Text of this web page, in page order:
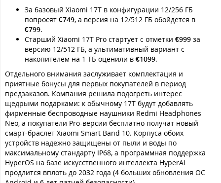
За базовый Xiaomi 17T в конфигурации 12/256 ГБ
попросят €749, а версия на 12/512 ГБ обойдется в
€799.
Старший Xiaomi 17T Pro стартует с отметки €999 за
версию 12/512 ГБ, а ультимативный вариант с
накопителем на 1 ТБ оценили в €1099.
Отдельного внимания заслуживает комплектация и
приятные бонусы для первых покупателей в период
предзаказов. Компания решила подогреть интерес
щедрыми подарками: к обычному 17T будут добавлять
фирменные беспроводные наушники Redmi Headphones
Neo, а покупатели Pro-версии бесплатно получат новый
смарт-браслет Xiaomi Smart Band 10. Корпуса обоих
устройств надежно защищены от пыли и воды по
максимальному стандарту IP68, а программная поддержка
HyperOS на базе искусственного интеллекта HyperAI
продлится вплоть до 2032 года (4 больших обновления ОС